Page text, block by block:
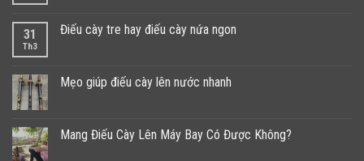
31
Th3
Điếu cày tre hay điếu cày nứa ngon
Mẹo giúp điếu cày lên nước nhanh
Mang Điếu Cày Lên Máy Bay Có Được Không?